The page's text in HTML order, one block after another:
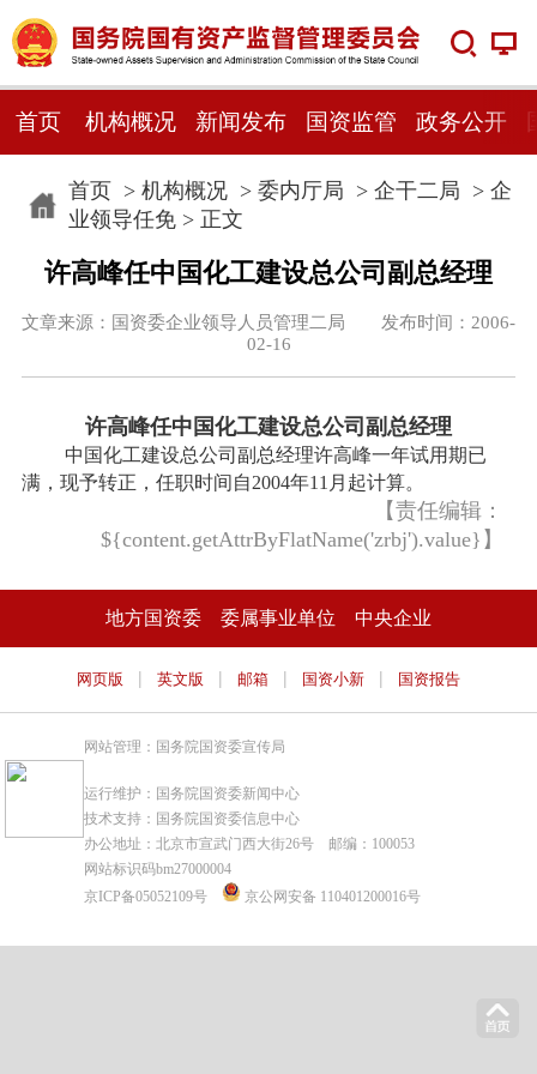
首页 机构概况 新闻发布 国资监管 政务公开
首页> 机构概况> 委内厅局 > 企干二局 > 企
业领导任免> 正文
许高峰任中国化工建设总公司副总经理
文章来源：国资委企业领导人员管理二局 发布时间：2006-
02-16
许高峰任中国化工建设总公司副总经理
中国化工建设总公司副总经理许高峰一年试用期已
满，现予转正，任职时间自2004年11月起计算。
【责任编辑：
${content.getAttrByFlatName('zrbj').value}】
地方国资委 委属事业单位 中央企业
网页版 | 英文版 | 邮箱 | 国资小新 | 国资报告
网站管理：国务院国资委宣传局
运行维护：国务院国资委新闻中心
技术支持：国务院国资委信息中心
办公地址：北京市宣武门西大街26号 邮编：100053
网站标识码bm27000004
京ICP备05052109号
京公网安备 110401200016号